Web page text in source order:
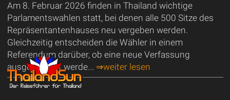
Am 8. Februar 2026 finden in Thailand wichtige
Parlamentswahlen statt, bei denen alle 500 Sitze des
Repräsentantenhauses neu vergeben werden.
Gleichzeitig entscheiden die Wähler in einem
Referendum darüber, ob eine neue Verfassung
ausgearbeitet werde... ⇒weiter lesen